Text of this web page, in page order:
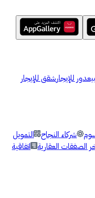
دور للإيجارشقق للإيجار
شركاء النجاح التمويل
الصفقات العقارية اتفاقية